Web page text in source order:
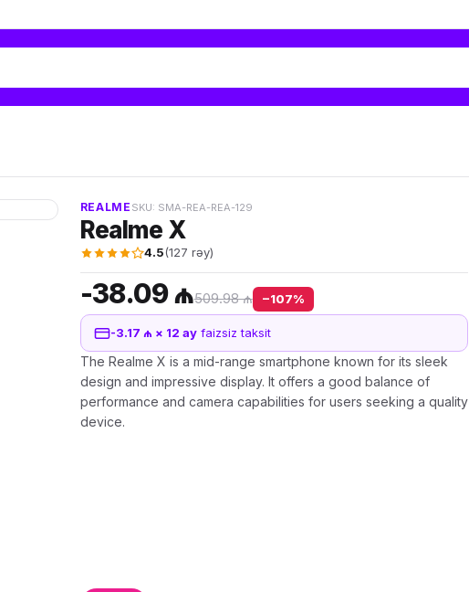
REALME SKU: SMA-REA-REA-129
Realme X
4.5(127 rəy)
-38.09 ₼509.98 ₼ −107%
-3.17 ₼ × 12 ayfaizsiz taksit
The Realme X is a mid-range smartphone known for its sleek
design and impressive display. It offers a good balance of
performance and camera capabilities for users seeking a quality
device.